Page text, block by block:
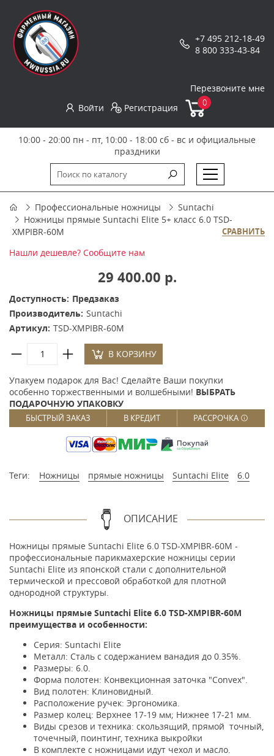
+7 495 212-18-49
8 800 333-43-84
Перезвоните мне
Войти
Регистрация 0
10:00 - 20:00 пн - пт, 10:00 - 18:00 сб - вс и официальные
праздники
Профессиональные ножницы
Suntachi
Ножницы прямые Suntachi Elite 5+ класс 6.0 TSD-
XMPIBR-60M
СРАВНИТЬ
Нашли дешевле? Сообщите нам
29 400.00 р.
Доступность: Предзаказ
Производитель: Suntachi
Артикул: TSD-XMPIBR-60M
В КОРЗИНУ
Упакуем подарок для Вас! Сделайте Ваши покупки
особенно торжественными и волшебными! ВЫБРАТЬ
ПОДАРОЧНУЮ УПАКОВКУ
БЫСТРЫЙ ЗАКАЗ В КРЕДИТ РАССРОЧКА
Теги: Ножницы прямые ножницы Suntachi Elite 6.0
ОПИСАНИЕ
Ножницы прямые Suntachi Elite 6.0 TSD-XMPIBR-60M -
профессиональные парикмахерские ножницы серии
Suntachi Elite из японской стали с дополнительной
термической и прессовой обработкой для плотной
однородной структуры.
Ножницы прямые Suntachi Elite 6.0 TSD-XMPIBR-60M
преимущества и особенности:
Серия: Suntachi Elite
Металл: Сталь с содержанием ванадия до 0.35%.
Размеры: 6.0.
Форма полотен: Конвекционная заточка "Convex".
Вид полотен: Клиновидный.
Расположение ручек: Эргономика.
Размер колец: Верхнее 17-19 мм; Нижнее 17-21 мм.
Виды срезов и техника: скользящий, прямой точный,
точечный, поинтинг, техника выкройки
В комплекте с ножницами идут чехол и масло.